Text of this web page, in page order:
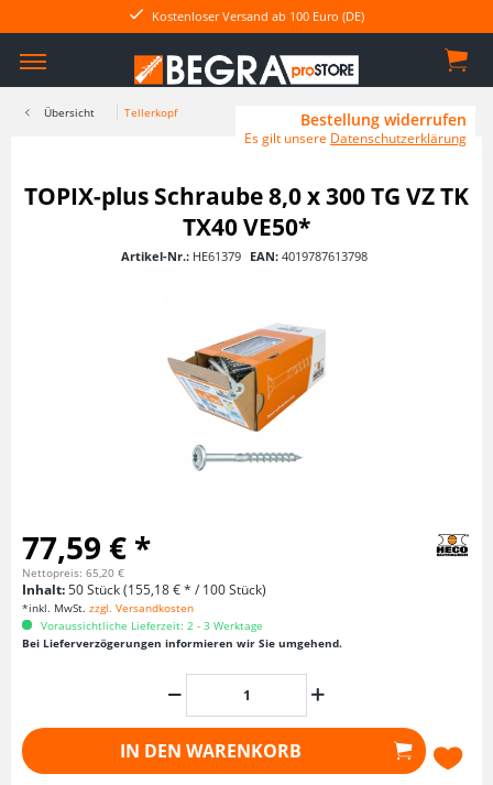
Kostenloser Versand ab 100 Euro (DE)
Übersicht Tellerkopf
TOPIX-plus Schraube 8,0 x 300 TG VZ TK
TX40 VE50*
Artikel-Nr.: HE61379 EAN: 4019787613798
77,59 € *
Nettopreis: 65,20 €
Inhalt:50 Stück (155,18 € * / 100 Stück)
*inkl. MwSt. zzgl. Versandkosten
Voraussichtliche Lieferzeit: 2 - 3 Werktage
Bei Lieferverzögerungen informieren wir Sie umgehend.
IN DEN WARENKORB
Bestellung widerrufen
Es gilt unsere Datenschutzerklärung